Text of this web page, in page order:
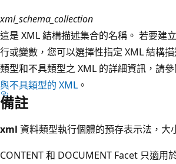
xml_schema_collection
這是 XML 結構描述集合的名稱。 若要建
行或變數，您可以選擇性指定 XML 結構
類型和不具類型之 XML 的詳細資訊，請參
與不具類型的 XML 。
備註
xml 資料類型執行個體的預存表示法，大
CONTENT 和 DOCUMENT Facet 只適用